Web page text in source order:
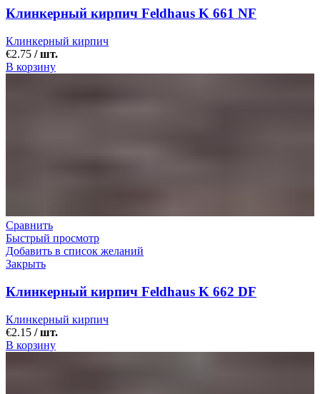
Клинкерный кирпич Feldhaus K 661 NF
Клинкерный кирпич
€2.75 / шт.
В корзину
Сравнить
Быстрый просмотр
Добавить в список желаний
Закрыть
Клинкерный кирпич Feldhaus K 662 DF
Клинкерный кирпич
€2.15 / шт.
В корзину